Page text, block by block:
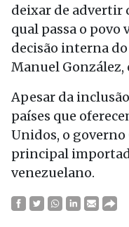
deixar de advertir
qual passa o povo
decisão interna do
Manuel González,
Apesar da
países que
Unidos, o governo
principal
venezuelano.